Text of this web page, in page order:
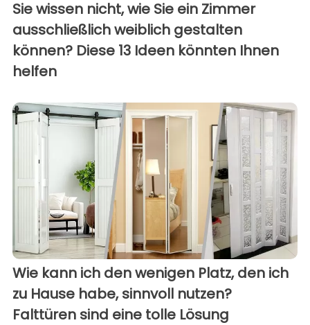
Sie wissen nicht, wie Sie ein Zimmer
ausschließlich weiblich gestalten
können? Diese 13 Ideen könnten Ihnen
helfen
Wie kann ich den wenigen Platz, den ich
zu Hause habe, sinnvoll nutzen?
Falttüren sind eine tolle Lösung